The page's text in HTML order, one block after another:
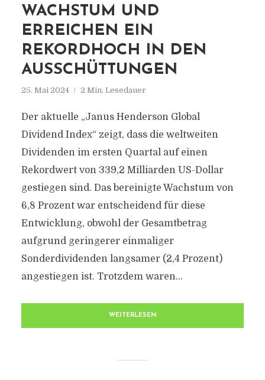
WACHSTUM UND
ERREICHEN EIN
REKORDHOCH IN DEN
AUSSCHÜTTUNGEN
25. Mai 2024 2 Min. Lesedauer
Der aktuelle „Janus Henderson Global
Dividend Index“ zeigt, dass die weltweiten
Dividenden im ersten Quartal auf einen
Rekordwert von 339,2 Milliarden US-Dollar
gestiegen sind. Das bereinigte Wachstum von
6,8 Prozent war entscheidend für diese
Entwicklung, obwohl der Gesamtbetrag
aufgrund geringerer einmaliger
Sonderdividenden langsamer (2,4 Prozent)
angestiegen ist. Trotzdem waren...
WEITERLESEN